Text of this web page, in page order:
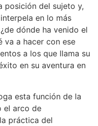
posición del sujeto y,
en lo más
dónde ha venido el
va a hacer con ese
a los que llama su
en su aventura en
esta función de la
el arco de
práctica del